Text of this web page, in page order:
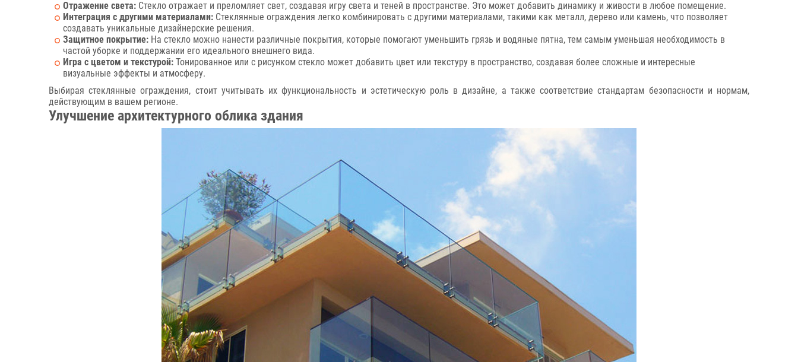
Отражение света: Стекло отражает и преломляет свет, создавая игру света и теней в пространстве. Это может добавить динамику и живости в любое помещение.
Интеграция с другими материалами: Стеклянные ограждения легко комбинировать с другими материалами, такими как металл, дерево или камень, что позволяет
создавать уникальные дизайнерские решения.
Защитное покрытие: На стекло можно нанести различные покрытия, которые помогают уменьшить грязь и водяные пятна, тем самым уменьшая необходимость в
частой уборке и поддержании его идеального внешнего вида.
Игра с цветом и текстурой: Тонированное или с рисунком стекло может добавить цвет или текстуру в пространство, создавая более сложные и интересные
визуальные эффекты и атмосферу.
Выбирая стеклянные ограждения, стоит учитывать их функциональность и эстетическую роль в дизайне, а также соответствие стандартам безопасности и нормам,
действующим в вашем регионе.
Улучшение архитектурного облика здания